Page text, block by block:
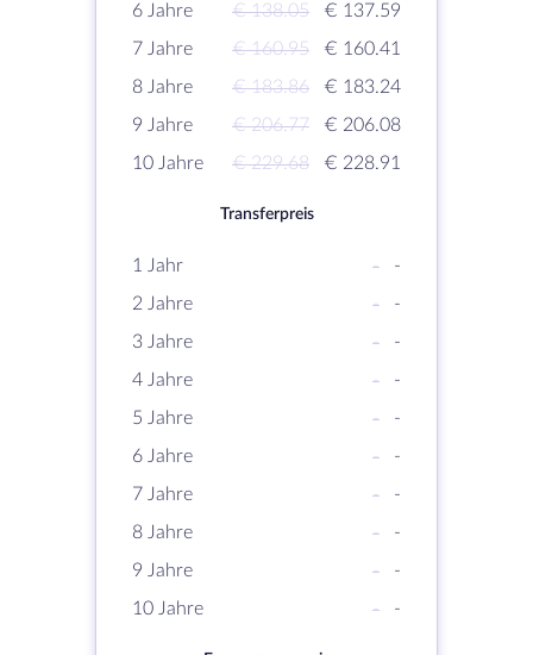
6 Jahre
€ 138.05
€ 137.59
7 Jahre
€ 160.95
€ 160.41
8 Jahre
€ 183.86
€ 183.24
9 Jahre
€ 206.77
€ 206.08
10 Jahre
€ 229.68 € 228.91
Transferpreis
1 Jahr -
-
2 Jahre
-
-
3 Jahre
-
-
4 Jahre
-
-
5 Jahre
-
-
6 Jahre
-
-
7 Jahre
-
-
8 Jahre
-
-
9 Jahre
-
-
10 Jahre
- -